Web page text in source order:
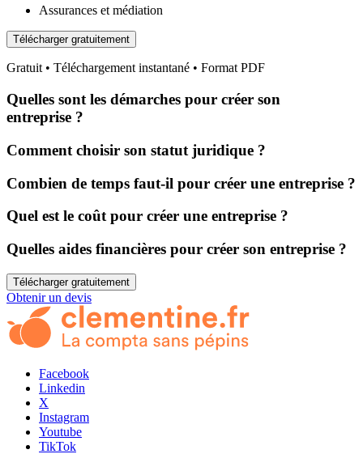
Assurances et médiation
Télécharger gratuitement
Gratuit • Téléchargement instantané • Format PDF
Quelles sont les démarches pour créer son
entreprise ?
Comment choisir son statut juridique ?
Combien de temps faut-il pour créer une entreprise ?
Quel est le coût pour créer une entreprise ?
Quelles aides financières pour créer son entreprise ?
Télécharger gratuitement
Obtenir un devis
Facebook
Linkedin
X
Instagram
Youtube
TikTok